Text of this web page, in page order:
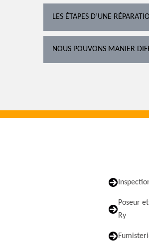
LES ÉTAPES D’UNE
NOUS POUVONS MANIER
Poseur
Ry